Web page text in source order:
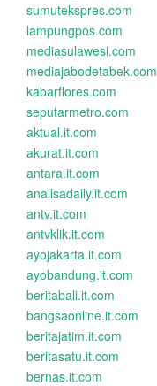
sumutekspres.com
lampungpos.com
mediasulawesi.com
mediajabodetabek.com
kabarflores.com
seputarmetro.com
aktual.it.com
akurat.it.com
antara.it.com
analisadaily.it.com
antv.it.com
antvklik.it.com
ayojakarta.it.com
ayobandung.it.com
beritabali.it.com
bangsaonline.it.com
beritajatim.it.com
beritasatu.it.com
bernas.it.com